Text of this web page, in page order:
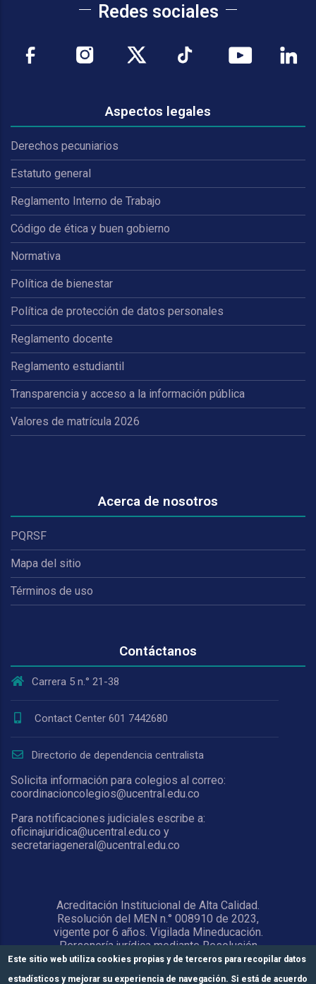
Redes sociales
Aspectos legales
Derechos pecuniarios
Estatuto general
Reglamento Interno de Trabajo
Código de ética y buen gobierno
Normativa
Política de bienestar
Política de protección de datos personales
Reglamento docente
Reglamento estudiantil
Transparencia y acceso a la información pública
Valores de matrícula 2026
Acerca de nosotros
PQRSF
Mapa del sitio
Términos de uso
Contáctanos
Carrera 5 n.° 21-38
Contact Center 601 7442680
Directorio de dependencia centralista
Solicita información para colegios al correo:
coordinacioncolegios@ucentral.edu.co
Para notificaciones judiciales escribe a:
oficinajuridica@ucentral.edu.co y
secretariageneral@ucentral.edu.co
Acreditación Institucional de Alta Calidad.
Resolución del MEN n.° 008910 de 2023,
vigente por 6 años. Vigilada Mineducación.
Personería jurídica mediante Resolución
1876 del 5 de junio de 1967. Reconocida
como Universidad por el Ministerio de
Este sitio web utiliza cookies propias y de terceros para recopilar datos
estadísticos y mejorar su experiencia de navegación. Si está de acuerdo